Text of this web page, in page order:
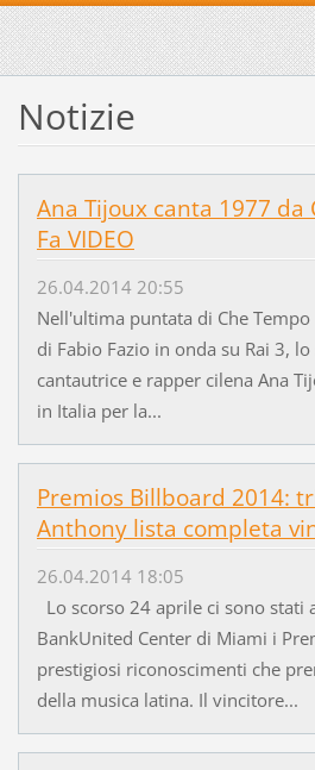
Notizie
Ana Tijoux canta 1977 da
Fa VIDEO
26.04.2014 20:55
Nell'ultima puntata di Che
di Fabio Fazio in onda su Rai 3,
cantautrice e rapper cilena Ana
in Italia per la...
Premios Billboard 2014:
Anthony lista completa
26.04.2014 18:05
Lo scorso 24 aprile ci sono stati
BankUnited Center di Miami i
prestigiosi riconoscimenti che
della musica latina. Il vincitore...